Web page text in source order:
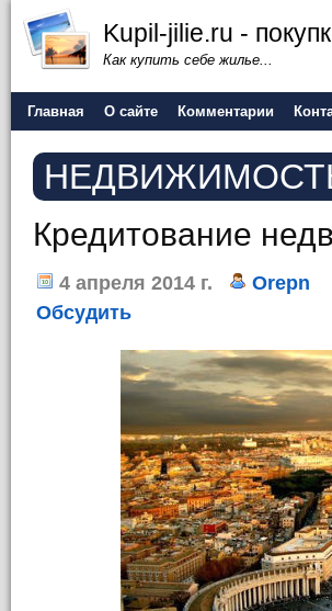
Kupil-jilie.ru -
Как купить себе жилье...
Главная О сайте Комментарии
Кредитование
4 апреля 2014 г. Orepn
Обсудить